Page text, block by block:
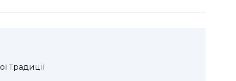
Традиції